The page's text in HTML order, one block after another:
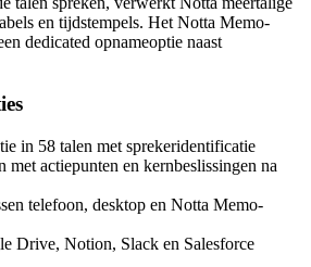
en tijdstempels. Het Notta Memo-
dedicated opnameoptie naast
in 58 talen met sprekeridentificatie
met actiepunten en kernbeslissingen na
telefoon, desktop en Notta Memo-
Drive, Notion, Slack en Salesforce